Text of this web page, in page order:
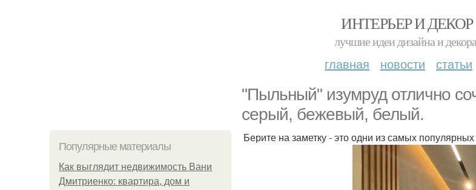
ИНТЕРЬЕР И ДЕКОР
лучшие идеи дизайна и
главная новости статьи
"Пыльный" изумруд отлично
серый, бежевый, белый.
Популярные материалы
Как выглядит недвижимость Вани
Дмитриенко: квартира, дом и
Берите на заметку - это одни из самых